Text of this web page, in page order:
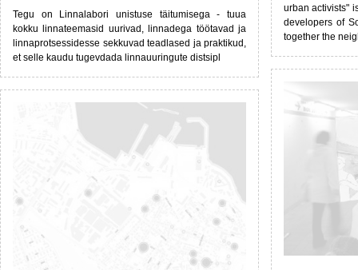
Tegu on Linnalabori unistuse täitumisega - tuua
kokku linnateemasid uurivad, linnadega töötavad ja
linnaprotsessidesse sekkuvad teadlased ja praktikud,
et selle kaudu tugevdada linnauuringute distsipl
urban activists"
developers of
together the